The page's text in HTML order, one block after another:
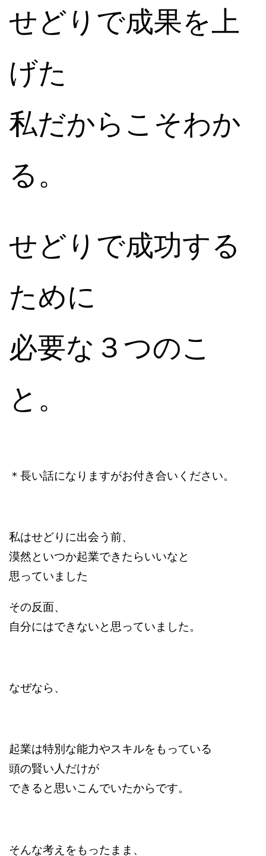
せどりで成果を上
げた
私だからこそわか
る。
せどりで成功する
ために
必要な３つのこ
と。
＊長い話になりますがお付き合いください。
私はせどりに出会う前、
漠然といつか起業できたらいいなと
思っていました
その反面、
自分にはできないと思っていました。
なぜなら、
起業は特別な能力やスキルをもっている
頭の賢い人だけが
できると思いこんでいたからです。
そんな考えをもったまま、